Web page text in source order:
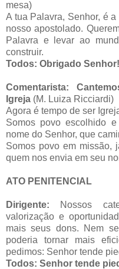
mesa)
A tua Palavra, Senhor, é
nosso apostolado.
Palavra e levar ao
construir.
Todos: Obrigado Senhor!
Comentarista:
Igreja (M. Luiza Ricciardi)
Agora é tempo de ser
Somos povo escolhido
nome do Senhor, que
Somos povo em missão,
quem nos envia em seu
ATO PENITENCIAL
Dirigente: Nossos
valorização e
mais seus dons. Nem
poderia tornar mais
pedimos: Senhor tende
Todos: Senhor tende